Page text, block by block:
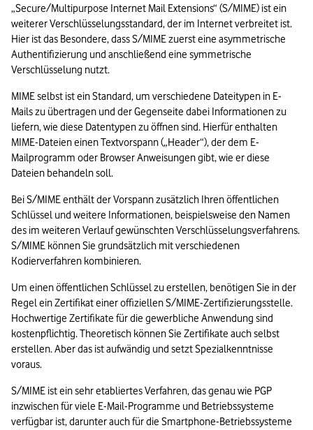
„Secure/Multipurpose Internet Mail Extensions“ (S/MIME) ist ein
weiterer Verschlüsselungsstandard, der im Internet verbreitet ist.
Hier ist das Besondere, dass S/MIME zuerst eine asymmetrische
Authentifizierung und anschließend eine symmetrische
Verschlüsselung nutzt.
MIME selbst ist ein Standard, um verschiedene Dateitypen in E-
Mails zu übertragen und der Gegenseite dabei Informationen zu
liefern, wie diese Datentypen zu öffnen sind. Hierfür enthalten
MIME-Dateien einen Textvorspann („Header“), der dem E-
Mailprogramm oder Browser Anweisungen gibt, wie er diese
Dateien behandeln soll.
Bei S/MIME enthält der Vorspann zusätzlich Ihren öffentlichen
Schlüssel und weitere Informationen, beispielsweise den Namen
des im weiteren Verlauf gewünschten Verschlüsselungsverfahrens.
S/MIME können Sie grundsätzlich mit verschiedenen
Kodierverfahren kombinieren.
Um einen öffentlichen Schlüssel zu erstellen, benötigen Sie in der
Regel ein Zertifikat einer offiziellen S/MIME-Zertifizierungsstelle.
Hochwertige Zertifikate für die gewerbliche Anwendung sind
kostenpflichtig. Theoretisch können Sie Zertifikate auch selbst
erstellen. Aber das ist aufwändig und setzt Spezialkenntnisse
voraus.
S/MIME ist ein sehr etabliertes Verfahren, das genau wie PGP
inzwischen für viele E-Mail-Programme und Betriebssysteme
verfügbar ist, darunter auch für die Smartphone-Betriebssysteme